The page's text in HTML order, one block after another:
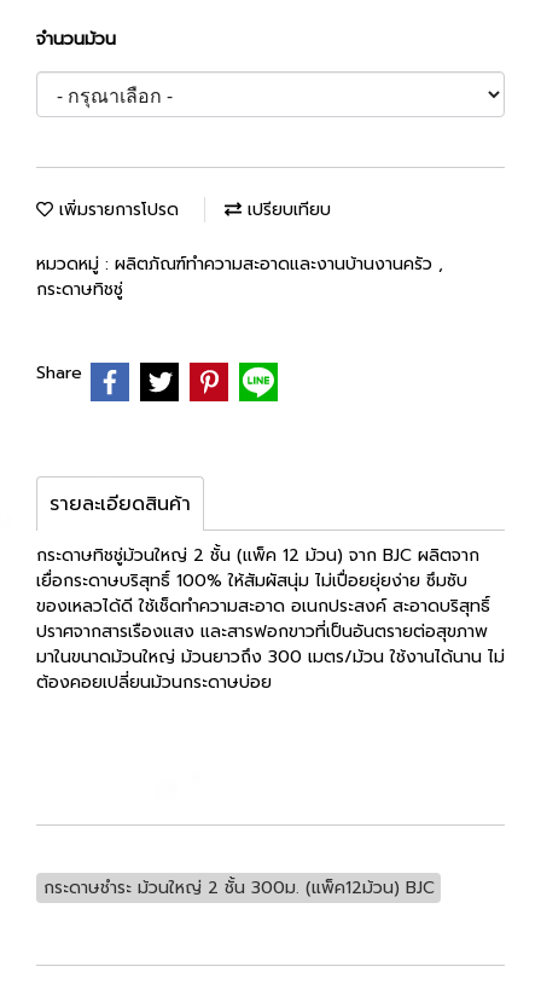
จำนวนม้วน
เพิ่มรายการโปรด เปรียบเทียบ
หมวดหมู่ : ผลิตภัณฑ์ทำความสะอาดและงานบ้านงานครัว ,
กระดาษทิชชู่
Share
รายละเอียดสินค้า
กระดาษทิชชู่ม้วนใหญ่ 2 ชั้น (แพ็ค 12 ม้วน) จาก BJC ผลิตจาก
เยื่อกระดาษบริสุทธิ์ 100% ให้สัมผัสนุ่ม ไม่เปื่อยยุ่ยง่าย ซึมซับ
ของเหลวได้ดี ใช้เช็ดทำความสะอาด อเนกประสงค์ สะอาดบริสุทธิ์
ปราศจากสารเรืองแสง และสารฟอกขาวที่เป็นอันตรายต่อสุขภาพ
มาในขนาดม้วนใหญ่ ม้วนยาวถึง 300 เมตร/ม้วน ใช้งานได้นาน ไม่
ต้องคอยเปลี่ยนม้วนกระดาษบ่อย
กระดาษชำระ ม้วนใหญ่ 2 ชั้น 300ม. (แพ็ค12ม้วน) BJC